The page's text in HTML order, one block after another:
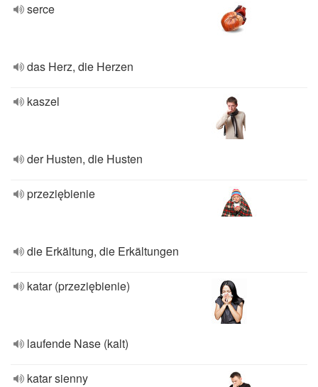
serce
das Herz, die Herzen
kaszel
der Husten, die Husten
przeziębienie
die Erkältung, die Erkältungen
katar (przeziębienie)
laufende Nase (kalt)
katar sienny